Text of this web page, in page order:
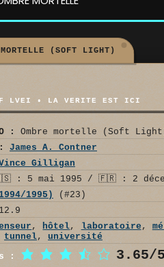
MORTELLE (SOFT LIGHT)
OF LVEI • LA VERITE EST ICI
:
Ombre mortelle (Soft
James A. Contner
Gilligan
: 5 mai 1995 / 🇫🇷 : 2
1995)
(#23)
12.9
, hôtel, laboratoire ,
tunnel, université
:
3.65/5